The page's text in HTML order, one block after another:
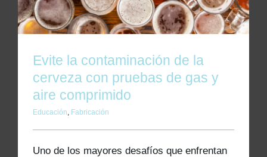
Kits AirCheck✓
Evite la contaminación de la
cerveza con pruebas de gas y
aire comprimido
Educación, Fabricación
Uno de los mayores desafíos que enfrentan